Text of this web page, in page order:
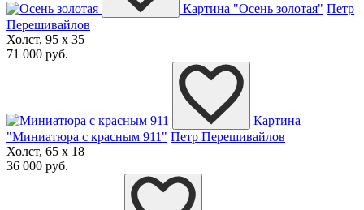
Картина "Осень золотая" Петр
Перешивайлов
Холст, 95 x 35
71 000 руб.
Картина
"Миниатюра с красным 911" Петр Перешивайлов
Холст, 65 x 18
36 000 руб.